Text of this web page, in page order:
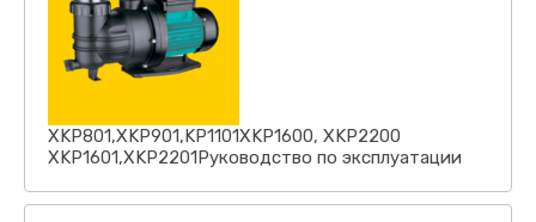
ХKP801,XKP901,KP1101XKP1600, XKP2200
XKP1601,XKP2201Руководство по эксплуатации